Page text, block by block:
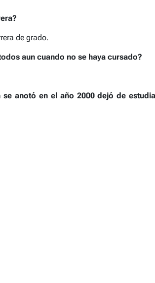
de grado.
aun cuando no se haya cursado?
anotó en el año 2000 dejó de